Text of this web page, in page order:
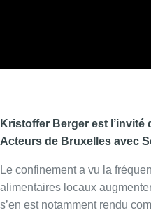
LOWCO, une application qui
artisans, et commerçants
confinement sur notre page
Lire aussi :
Un nouveau